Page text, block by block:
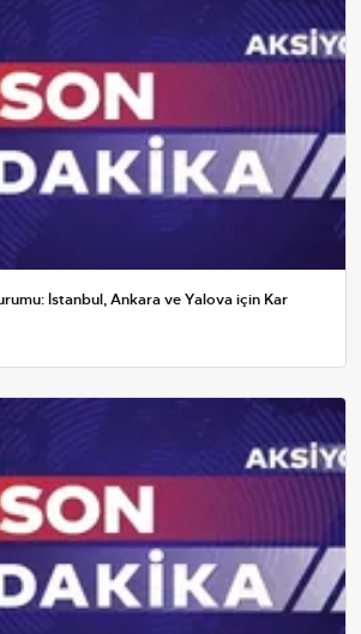
İstanbul, Ankara ve Yalova için Kar